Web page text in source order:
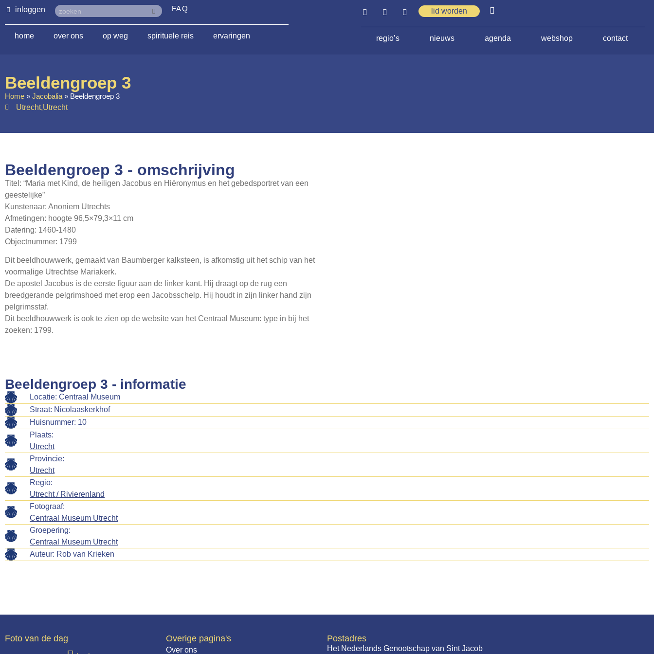
inloggen FAQ
home over ons op weg spirituele reis ervaringen
lid worden
regio’s nieuws agenda webshop contact
Beeldengroep 3
Home » Jacobalia » Beeldengroep 3
Utrecht,Utrecht
Beeldengroep 3 - omschrijving
Titel: “Maria met Kind, de heiligen Jacobus en Hiëronymus en het gebedsportret van een
geestelijke”
Kunstenaar: Anoniem Utrechts
Afmetingen: hoogte 96,5×79,3×11 cm
Datering: 1460-1480
Objectnummer: 1799
Dit beeldhouwwerk, gemaakt van Baumberger kalksteen, is afkomstig uit het schip van het
voormalige Utrechtse Mariakerk.
De apostel Jacobus is de eerste figuur aan de linker kant. Hij draagt op de rug een
breedgerande pelgrimshoed met erop een Jacobsschelp. Hij houdt in zijn linker hand zijn
pelgrimsstaf.
Dit beeldhouwwerk is ook te zien op de website van het Centraal Museum: type in bij het
zoeken: 1799.
Beeldengroep 3 - informatie
Locatie: Centraal Museum
Straat: Nicolaaskerkhof
Huisnummer: 10
Plaats:
Utrecht
Provincie:
Utrecht
Regio:
Utrecht / Rivierenland
Fotograaf:
Centraal Museum Utrecht
Groepering:
Centraal Museum Utrecht
Auteur: Rob van Krieken
Foto van de dag
Overige pagina's
Over ons
Postadres
Het Nederlands Genootschap van Sint Jacob